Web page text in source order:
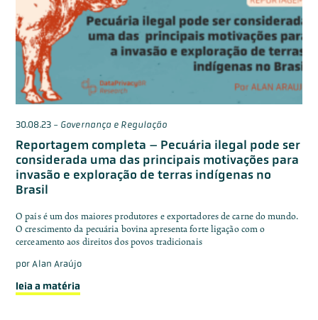
30.08.23- Governança e Regulação
Reportagem completa – Pecuária ilegal pode ser
considerada uma das principais motivações para
invasão e exploração de terras indígenas no
Brasil
O país é um dos maiores produtores e exportadores de carne do mundo.
O crescimento da pecuária bovina apresenta forte ligação com o
cerceamento aos direitos dos povos tradicionais
por Alan Araújo
leia a matéria